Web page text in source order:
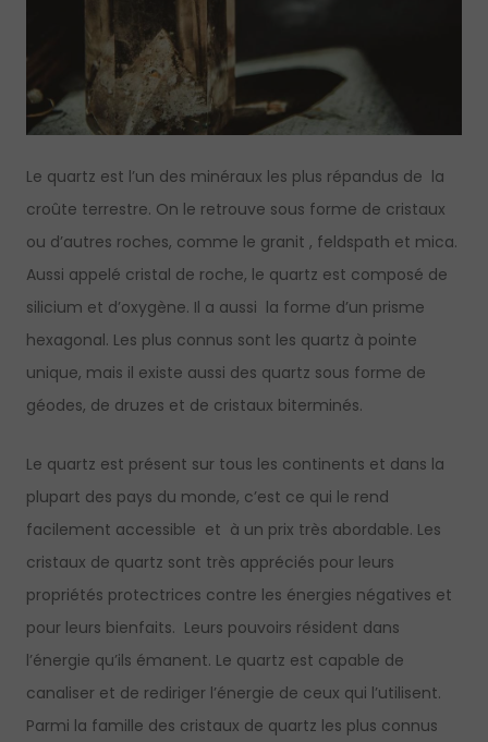
Le quartz est l’un des minéraux les plus répandus de la
croûte terrestre. On le retrouve sous forme de cristaux
ou d’autres roches, comme le granit , feldspath et mica.
Aussi appelé cristal de roche, le quartz est composé de
silicium et d’oxygène. Il a aussi la forme d’un prisme
hexagonal. Les plus connus sont les quartz à pointe
unique, mais il existe aussi des quartz sous forme de
géodes, de druzes et de cristaux biterminés.
Le quartz est présent sur tous les continents et dans la
plupart des pays du monde, c’est ce qui le rend
facilement accessible et à un prix très abordable. Les
cristaux de quartz sont très appréciés pour leurs
propriétés protectrices contre les énergies négatives et
pour leurs bienfaits. Leurs pouvoirs résident dans
l’énergie qu’ils émanent. Le quartz est capable de
canaliser et de rediriger l’énergie de ceux qui l’utilisent.
Parmi la famille des cristaux de quartz les plus connus